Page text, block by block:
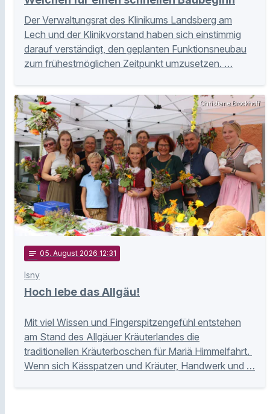
Der Verwaltungsrat des Klinikums Landsberg am
Lech und der Klinikvorstand haben sich einstimmig
darauf verständigt, den geplanten Funktionsneubau
zum frühestmöglichen Zeitpunkt umzusetzen. …
Christiane Brockhoff
notes 05. August 2026 12:31
Isny
Hoch lebe das Allgäu!
Mit viel Wissen und Fingerspitzengefühl entstehen
am Stand des Allgäuer Kräuterlandes die
traditionellen Kräuterboschen für Mariä Himmelfahrt.
Wenn sich Kässpatzen und Kräuter, Handwerk und …